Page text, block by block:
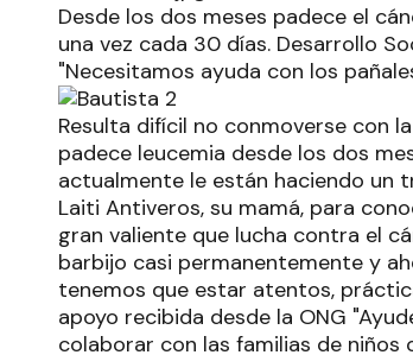
Desde los dos meses padece el
una vez cada 30 días. Desarrollo
"Necesitamos ayuda con los
Resulta difícil no conmoverse con
padece leucemia desde los dos
actualmente le están haciendo un
Laiti Antiveros, su mamá, para
gran valiente que lucha contra el
barbijo casi permanentemente y
tenemos que estar atentos,
apoyo recibida desde la ONG
colaborar con las familias de niños